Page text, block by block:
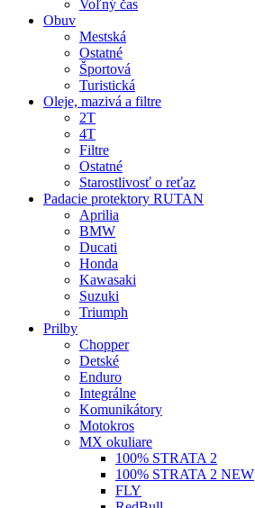
Voľný čas
Obuv
Mestská
Ostatné
Športová
Turistická
Oleje, mazivá a filtre
2T
4T
Filtre
Ostatné
Starostlivosť o reťaz
Padacie protektory RUTAN
Aprilia
BMW
Ducati
Honda
Kawasaki
Suzuki
Triumph
Prilby
Chopper
Detské
Enduro
Integrálne
Komunikátory
Motokros
MX okuliare
100% STRATA 2
100% STRATA 2 NEW
FLY